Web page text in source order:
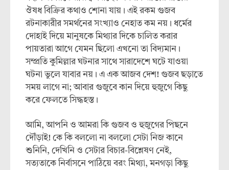
ঔষধ বিক্রির কথাও শোনা যায়। এই রকম গুজব
রটনাকারীর সমর্থনের সংখ্যাও নেহাত কম নয়। ধর্মের
দোহাই দিয়ে মানুষকে মিথ্যার দিকে চালিত করার
পায়তারা আগে যেমন ছিলো এখনো তা বিদ্যমান।
সম্প্রতি কুমিল্লার ঘটনার সাথে সারাদেশে ঘটে যাওয়া
ঘটনা ভুলে যাবার নয়। এ এক আজব দেশ! গুজব ছড়াতে
সময় লাগে না; আবার গুজুবে কান দিয়ে হুজুগে কিছু
করে ফেলতে সিদ্ধহস্ত।
আমি, আপনি ও আমরা কি গুজব ও হুজুগের পিছনে
দৌঁড়াই! কে কি বললো না বললো সেটা নিজ কানে
শুনিনি, দেখিনি ও সেটার বিচার-বিশ্লেষণ নেই,
সত্যতাকে নির্বাসনে পাঠিয়ে বরং মিথ্যা, মনগড়া কিছু